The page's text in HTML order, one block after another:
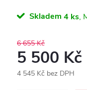
Skladem 4 ks
6 655 Kč
5 500 Kč
4 545 Kč bez DPH